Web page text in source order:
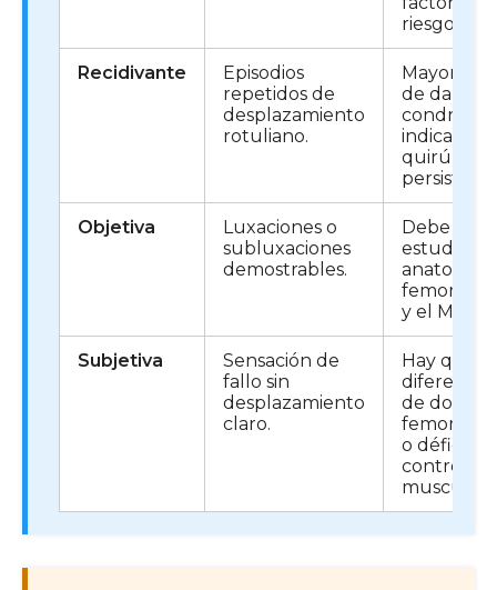
riesgo.
Recidivante
Episodios
repetidos de
desplazamiento
rotuliano.
Mayor
de daño
condral e
indicación
quirúrgica
persiste.
Objetiva
Luxaciones o
subluxaciones
demostrables.
Debe
estudiarse
anatomía
y el MPFL.
Subjetiva
Sensación de
fallo sin
desplazamiento
claro.
Hay que
de dolor
o déficit
control
muscular.